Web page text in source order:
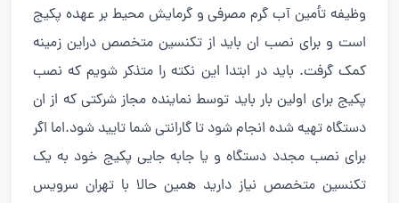
وظیفه تأمین آب گرم مصرفی و گرمایش محیط بر عهده پکیج
است و برای نصب ان باید از تکنسین متخصص دراین زمینه
کمک گرفت. باید در ابتدا این نکته را متذکر شویم که نصب
پکیج برای اولین بار باید توسط نماینده مجاز شرکتی که از ان
دستگاه تهیه شده انجام شود تا گارانتی شما تایید شود.اما اگر
برای نصب مجدد دستگاه و یا جابه جایی پکیج خود به یک
تکنسین متخصص نیاز دارید همین حالا با تهران سرویس